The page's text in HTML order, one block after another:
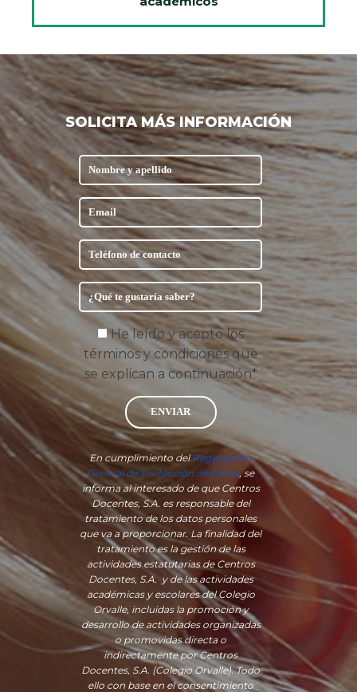
SOLICITA MÁS INFORMACIÓN
He leído y acepto los
términos y condiciones que
se explican a continuación*
ENVIAR
En cumplimiento delReglamento
General de Protección de Datos, se
informa al interesado de que Centros
Docentes, S.A. es responsable del
tratamiento de los datos personales
que va a proporcionar. La finalidad del
tratamiento es la gestión de las
actividades estatutarias de Centros
Docentes, S.A. y de las actividades
académicas y escolares del Colegio
Orvalle, incluidas la promoción y
desarrollo de actividades organizadas
o promovidas directa o
indirectamente por Centros
Docentes, S.A. (Colegio Orvalle). Todo
ello con base en el consentimiento